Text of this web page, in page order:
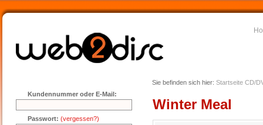
Sie befinden sich hier: Startseite CD/
Kundennummer oder E-Mail:
Passwort: (vergessen?)
Winter Meal